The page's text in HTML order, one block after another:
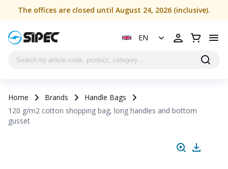
The offices are closed until August 24, 2026 (inclusive).
EN
Home Brands
Handle Bags
120 g/m2 cotton shopping bag, long handles and bottom
gusset